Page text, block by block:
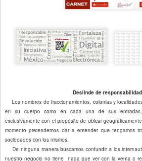
Deslinde de
Los nombres de fraccionamientos, colonias y
en su cuerpo como en cada una de sus
exclusivamente con el propósito de ubicar
momento pretendemos dar a entender que tengamos
sociedades con los mismos.
De ninguna manera buscamos confundir a los
nuestro negocio no tiene nada que ver con la venta o